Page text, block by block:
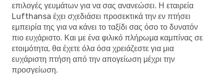
επιλογές γευμάτων για να σας ανανεώσει. Η εταιρεία
Lufthansa έχει σχεδιάσει προσεκτικά την εν πτήσει
εμπειρία της για να κάνει το ταξίδι σας όσο το δυνατόν
πιο ευχάριστο. Και με ένα φιλικό πλήρωμα καμπίνας σε
ετοιμότητα, θα έχετε όλα όσα χρειάζεστε για μια
ευχάριστη πτήση από την απογείωση μέχρι την
προσγείωση.